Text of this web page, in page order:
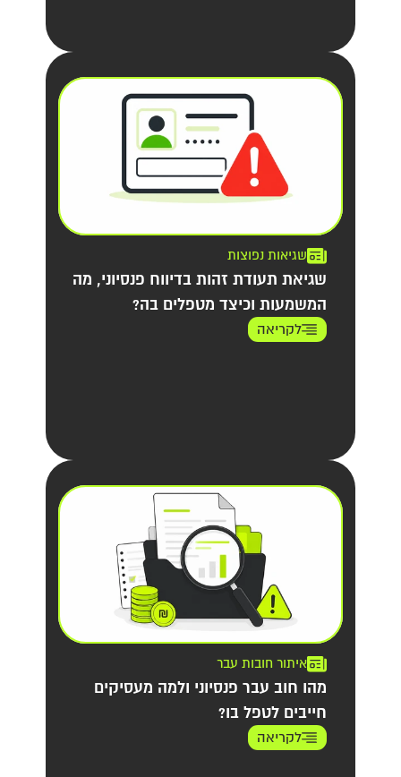
שגיאות נפוצות
שגיאת תעודת זהות בדיווח פנסיוני, מה
המשמעות וכיצד מטפלים בה?
לקריאה
איתור חובות עבר
מהו חוב עבר פנסיוני ולמה מעסיקים
חייבים לטפל בו?
לקריאה